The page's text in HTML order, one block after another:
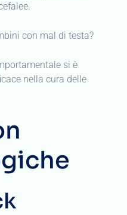
con mal di testa?
si è
nella cura delle